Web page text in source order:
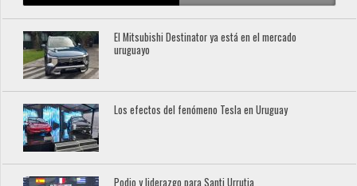
El Mitsubishi Destinator ya está en el mercado
uruguayo
Los efectos del fenómeno Tesla en Uruguay
Podio y liderazgo para Santi Urrutia